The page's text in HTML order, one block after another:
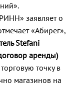
заявляет о
«Абирег»,
Stefani
аренды)
точку в
магазинов на